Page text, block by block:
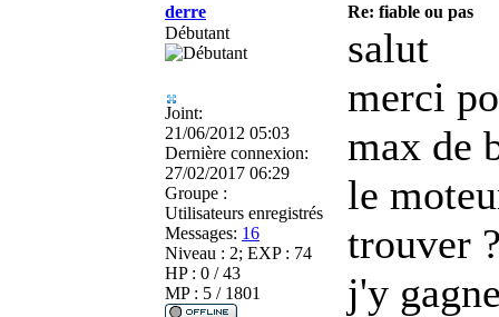
derre
Re: fiable ou pas
Débutant
Joint:
21/06/2012 05:03
Dernière connexion:
27/02/2017 06:29
Groupe :
Utilisateurs enregistrés
Messages: 16
Niveau : 2; EXP : 74
HP : 0 / 43
MP : 5 / 1801
salut
merci
max de
le
trouver
j'y